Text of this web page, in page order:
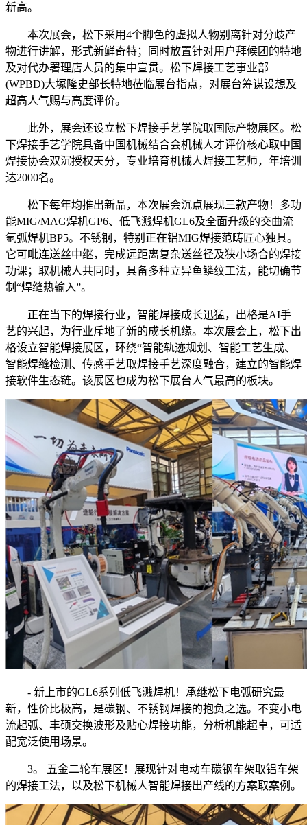
新高。
本次展会，松下采用4个脚色的虚拟人物别离针对分歧产
物进行讲解，形式新鲜奇特；同时放置针对用户拜候团的特地
及对代办署理店人员的集中宣贯。松下焊接工艺事业部
(WPBD)大塚隆史部长特地莅临展台指点，对展台筹谋设想及
超高人气赐与高度评价。
此外，展会还设立松下焊接手艺学院取国际产物展区。松
下焊接手艺学院具备中国机械结合会机械人才评价核心取中国
焊接协会双沉授权天分，专业培育机械人焊接工艺师，年培训
达2000名。
松下每年均推出新品，本次展会沉点展现三款产物！多功
能MIG/MAG焊机GP6、低飞溅焊机GL6及全面升级的交曲流
氩弧焊机BP5。不锈钢，特别正在铝MIG焊接范畴匠心独具。
它可毗连送丝中继，完成远距离复杂送丝径及狭小场合的焊接
功课；取机械人共同时，具备多种立异鱼鳞纹工法，能切确节
制“焊缝热输入”。
正在当下的焊接行业，智能焊接成长迅猛，出格是AI手
艺的兴起，为行业斥地了新的成长机缘。本次展会上，松下出
格设立智能焊接展区，环绕“智能轨迹规划、智能工艺生成、
智能焊缝检测、传感手艺取焊接手艺深度融合，建立的智能焊
接软件生态链。该展区也成为松下展台人气最高的板块。
- 新上市的GL6系列低飞溅焊机！承继松下电弧研究最
新，性价比极高，是碳钢、不锈钢焊接的抱负之选。不变小电
流起弧、丰硕交换波形及贴心焊接功能，分析机能超卓，可适
配宽泛使用场景。
3。 五金二轮车展区！展现针对电动车碳钢车架取铝车架
的焊接工法，以及松下机械人智能焊接出产线的方案取案例。